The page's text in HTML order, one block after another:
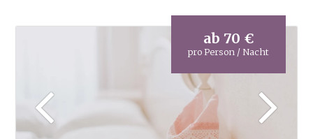
2x in der Woche geführte Wanderungen
Wanderkarten und Wanderbroschüren
ab 70 €
pro Person / Nacht